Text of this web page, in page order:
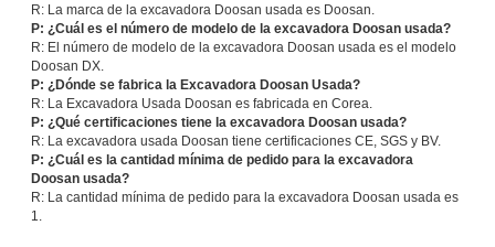
R: La marca de la excavadora Doosan usada es Doosan.
P: ¿Cuál es el número de modelo de la excavadora Doosan usada?
R: El número de modelo de la excavadora Doosan usada es el modelo
Doosan DX.
P: ¿Dónde se fabrica la Excavadora Doosan Usada?
R: La Excavadora Usada Doosan es fabricada en Corea.
P: ¿Qué certificaciones tiene la excavadora Doosan usada?
R: La excavadora usada Doosan tiene certificaciones CE, SGS y BV.
P: ¿Cuál es la cantidad mínima de pedido para la excavadora
Doosan usada?
R: La cantidad mínima de pedido para la excavadora Doosan usada es
1.